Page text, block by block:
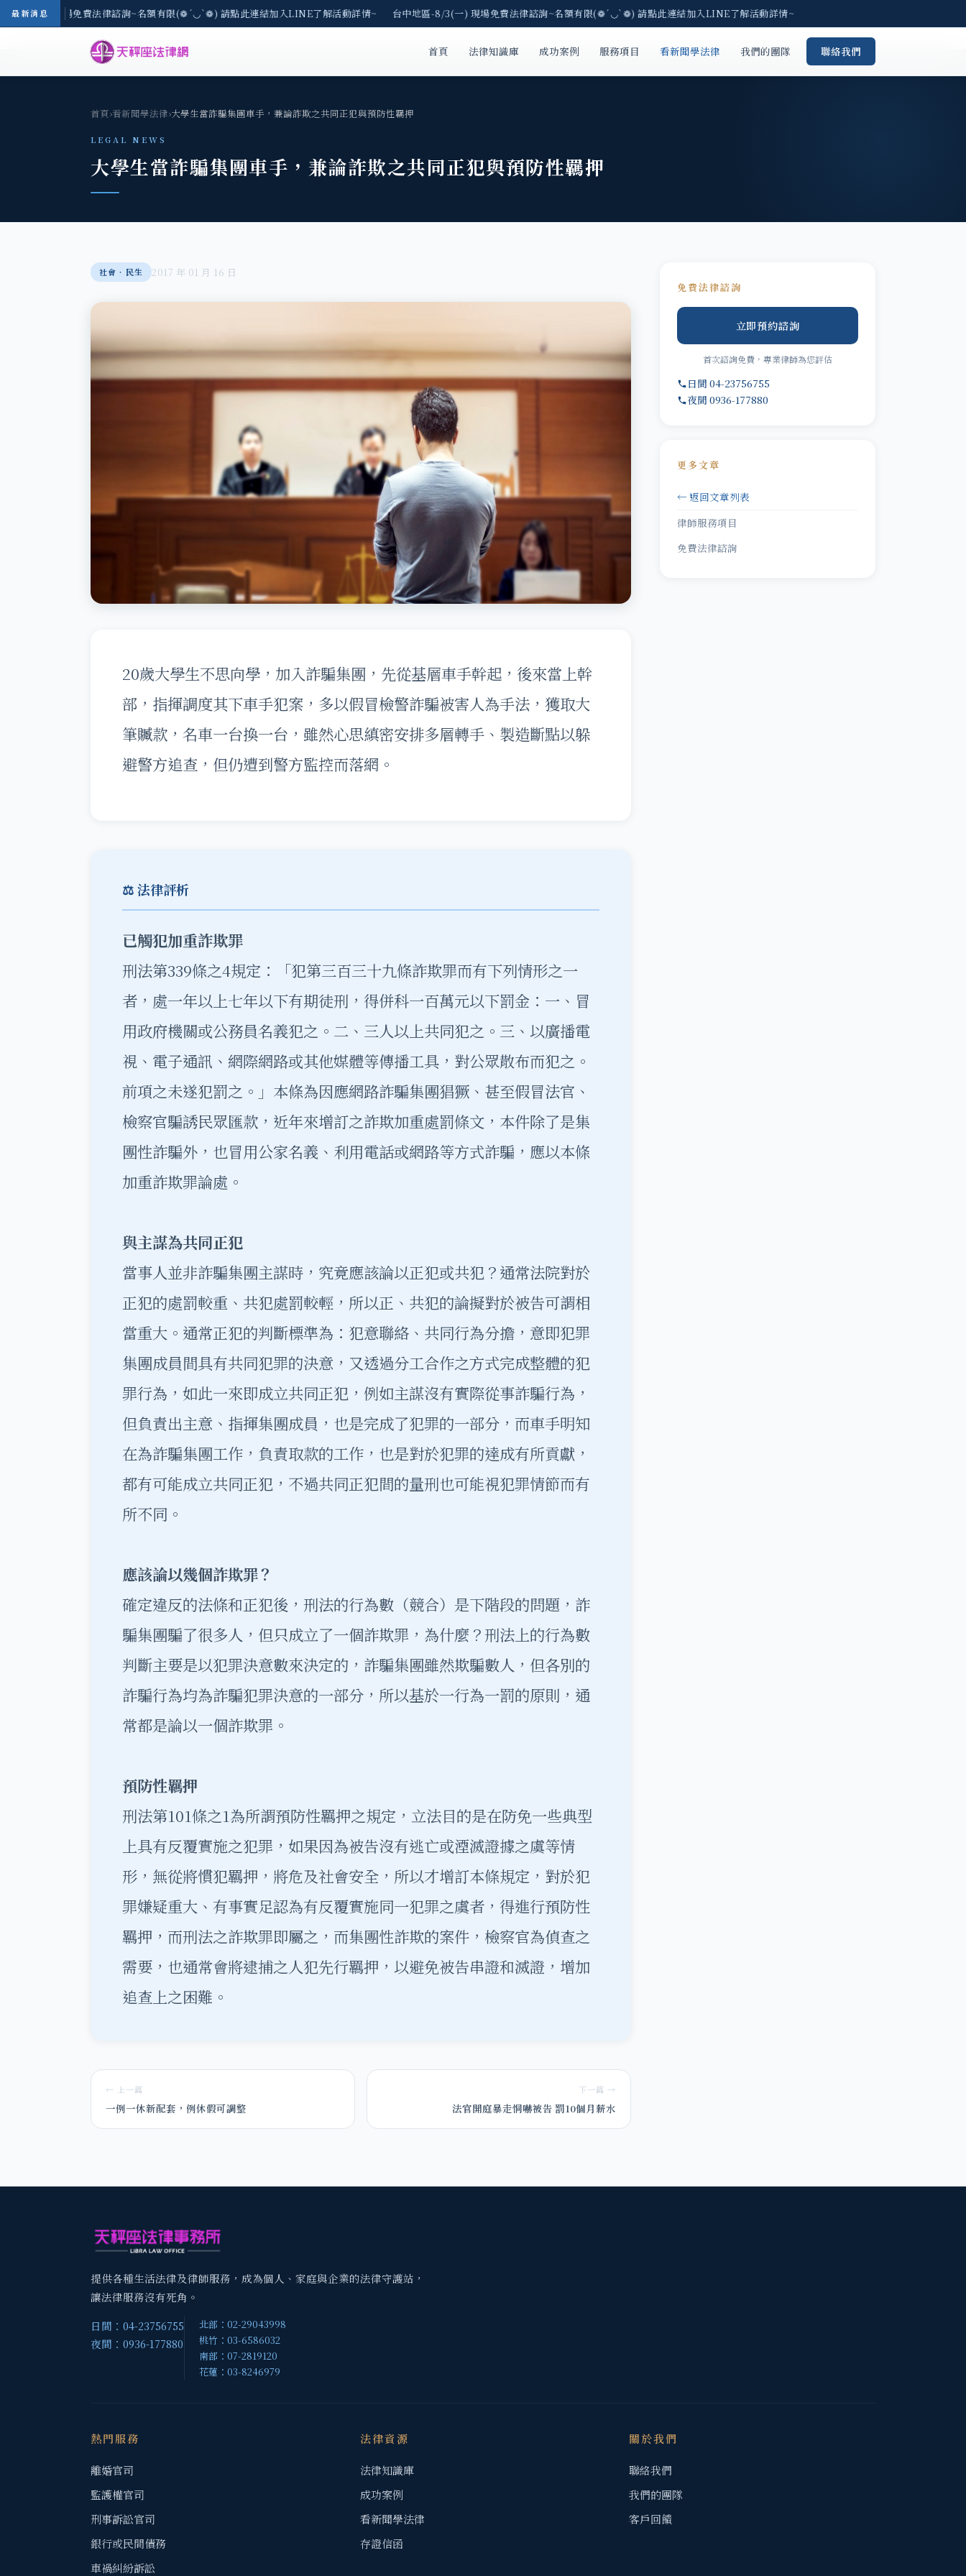
最新消息
8/3(一) 現場免費法律諮詢~名額有限(❁´◡`❁) 請點此連結加入LINE了解活動詳情~ 台中地區-8/3(一) 現場免費法律諮詢~名額有限(❁´◡`❁) 請點此連結加入LINE了解活動詳情~
首頁 法律知識庫 成功案例 服務項目 看新聞學法律 我們的團隊 聯絡我們
首頁›看新聞學法律›大學生當詐騙集團車手，兼論詐欺之共同正犯與預防性羈押
LEGAL NEWS
大學生當詐騙集團車手，兼論詐欺之共同正犯與預防性羈押
社會‧民生 2017 年 01 月 16 日
20歲大學生不思向學，加入詐騙集團，先從基層車手幹起，後來當上幹
部，指揮調度其下車手犯案，多以假冒檢警詐騙被害人為手法，獲取大
筆贓款，名車一台換一台，雖然心思縝密安排多層轉手、製造斷點以躲
避警方追查，但仍遭到警方監控而落網。
⚖️ 法律評析
已觸犯加重詐欺罪
刑法第339條之4規定：「犯第三百三十九條詐欺罪而有下列情形之一
者，處一年以上七年以下有期徒刑，得併科一百萬元以下罰金：一、冒
用政府機關或公務員名義犯之。二、三人以上共同犯之。三、以廣播電
視、電子通訊、網際網路或其他媒體等傳播工具，對公眾散布而犯之。
前項之未遂犯罰之。」本條為因應網路詐騙集團猖獗、甚至假冒法官、
檢察官騙誘民眾匯款，近年來增訂之詐欺加重處罰條文，本件除了是集
團性詐騙外，也冒用公家名義、利用電話或網路等方式詐騙，應以本條
加重詐欺罪論處。
與主謀為共同正犯
當事人並非詐騙集團主謀時，究竟應該論以正犯或共犯 ？通常法院對於
正犯的處罰較重、共犯處罰較輕，所以正、共犯的論擬對於被告可謂相
當重大。通常正犯的判斷標準為：犯意聯絡、共同行為分擔，意即犯罪
集團成員間具有共同犯罪的決意，又透過分工合作之方式完成整體的犯
罪行為，如此一來即成立共同正犯，例如主謀沒有實際從事詐騙行為，
但負責出主意、指揮集團成員，也是完成了犯罪的一部分，而車手明知
在為詐騙集團工作，負責取款的工作，也是對於犯罪的達成有所貢獻，
都有可能成立共同正犯，不過共同正犯間的量刑也可能視犯罪情節而有
所不同。
應該論以幾個詐欺罪？
確定違反的法條和正犯後，刑法的行為數（競合）是下階段的問題，詐
騙集團騙了很多人，但只成立了一個詐欺罪，為什麼？刑法上的行為數
判斷主要是以犯罪決意數來決定的，詐騙集團雖然欺騙數人，但各別的
詐騙行為均為詐騙犯罪決意的一部分，所以基於一行為一罰的原則，通
常都是論以一個詐欺罪。
預防性羈押
刑法第101條之1為所謂預防性羈押之規定，立法目的是在防免一些典型
上具有反覆實施之犯罪，如果因為被告沒有逃亡或湮滅證據之虞等情
形，無從將慣犯羈押，將危及社會安全，所以才增訂本條規定，對於犯
罪嫌疑重大、有事實足認為有反覆實施同一犯罪之虞者，得進行預防性
羈押 ，而刑法之詐欺罪即屬之，而集團性詐欺的案件，檢察官為偵查之
需要，也通常會將逮捕之人犯先行羈押，以避免被告串證和滅證，增加
追查上之困難。
← 上一篇
一例一休新配套，例休假可調整
下一篇 →
法官開庭暴走恫嚇被告 罰10個月薪水
免費法律諮詢
立即預約諮詢
首次諮詢免費，專業律師為您評估
日間 04-23756755
夜間 0936-177880
更多文章
← 返回文章列表
律師服務項目
免費法律諮詢
提供各種生活法律及律師服務，成為個人、家庭與企業的法律守護站，
讓法律服務沒有死角。
日間：04-23756755
夜間：0936-177880
北部：02-29043998
桃竹：03-6586032
南部：07-2819120
花蓮：03-8246979
熱門服務
離婚官司
監護權官司
刑事訴訟官司
銀行或民間債務
車禍糾紛訴訟
法律資源
法律知識庫
成功案例
看新聞學法律
存證信函
關於我們
聯絡我們
我們的團隊
客戶回饋